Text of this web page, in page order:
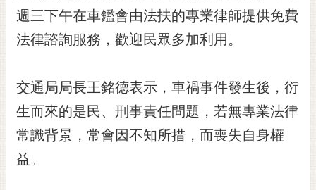
市民互動
哲
螢
光
花
泉
週三下午在車鑑會由法扶的專業律師提供免費
法律諮詢服務，歡迎民眾多加利用。
交通局局長王銘德表示，車禍事件發生後，衍
生而來的是民、刑事責任問題，若無專業法律
常識背景，常會因不知所措，而喪失自身權
益。